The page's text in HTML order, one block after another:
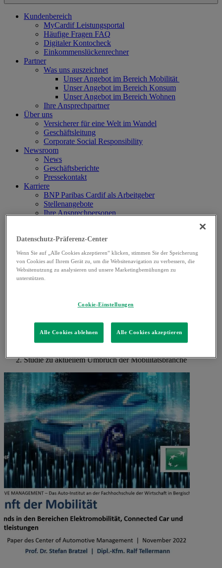
Kundenbereich
MyCardif Leistungsportal
Häufige Fragen FAQ
Digitaler Kontocheck
Einkommenslückenrechner
Partner
Was uns auszeichnet
Unser Angebot im Bereich Mobilität
Unser Angebot im Bereich Konsum
Unser Angebot im Bereich Wohnen
Ihre Ansprechpartner
Über uns
Versicherer für eine Welt im Wandel
Geschäftsleitung
Corporate Social Responsibility
Newsroom
News
Geschäftsberichte
Pressekontakt
Karriere
BNP Paribas Cardif als Arbeitgeber
Stellenangebote
Ihre Ansprechpersonen
Kontakt
Linkedin
de
Studie zu aktuellem Umbruch der Mobilitätsbranche
Datenschutz-Präferenz-Center
Wenn Sie auf „Alle Cookies akzeptieren“ klicken, stimmen Sie der Speicherung
von Cookies auf Ihrem Gerät zu, um die Websitenavigation zu verbessern, die
Websitenutzung zu analysieren und unsere Marketingbemühungen zu
unterstützen.
Cookie-Einstellungen
Alle Cookies ablehnen Alle Cookies akzeptieren